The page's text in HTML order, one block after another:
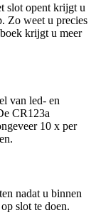
slot opent krijgt u
Zo weet u precies
krijgt u meer
van led- en
CR123a
10 x per
nadat u binnen
slot te doen.